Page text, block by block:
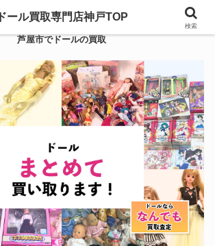
芦屋市でドールの買取
ドール買取専門店神戸TOP
検索